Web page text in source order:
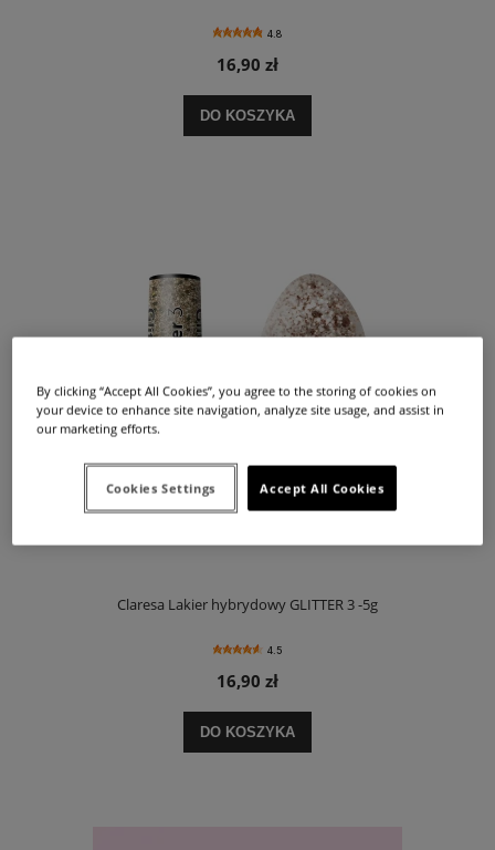
4.8
16,90 zł
DO KOSZYKA
Claresa Lakier hybrydowy GLITTER 3 -5g
4.5
16,90 zł
DO KOSZYKA
By clicking “Accept All Cookies”, you agree to the storing of cookies on
your device to enhance site navigation, analyze site usage, and assist in
our marketing efforts.
Accept All Cookies
Cookies Settings